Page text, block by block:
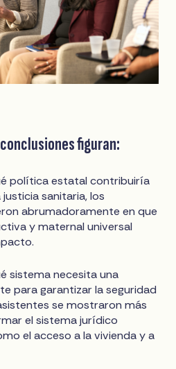
figuran:
política estatal contribuiría
sanitaria, los
abrumadoramente en que
y maternal universal
sistema necesita una
para garantizar la seguridad
se mostraron más
el sistema jurídico
el acceso a la vivienda y a